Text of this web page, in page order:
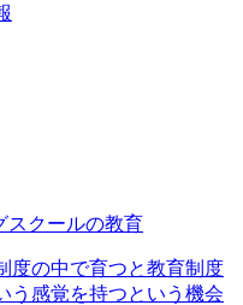
スクールの教育
度の中で育つと教育制度
う感覚を持つという機会